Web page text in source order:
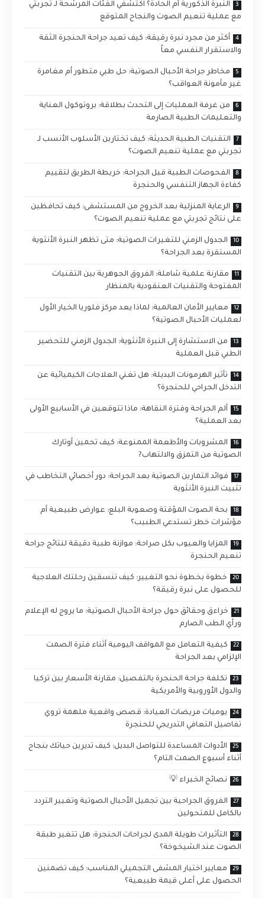
النبرة الذكورية أم الحادة؟ اكتشفي الفئات المرشحة لـ تجربتي
مع عملية تنعيم الصوت والنجاح المتوقع
أكثر من مجرد نبرة رقيقة: كيف تعيد جراحة الحنجرة الثقة
والاستقرار النفسي معاً
مخاطر جراحة الأحبال الصوتية: حل طبي متطور أم مغامرة
غير مأمونة العواقب؟
من غرفة العمليات إلى التحدث بطلاقة: بروتوكول العناية
والتعليمات الطبية الصارمة
التقنيات الطبية الحديثة: كيف تختارين الأسلوب الأنسب لـ
تجربتي مع عملية تنعيم الصوت؟
الفحوصات الطبية قبل الجراحة: خريطة الطريق لتقييم
كفاءة الجهاز التنفسي والحنجرة
الرعاية المنزلية بعد الخروج من المستشفى: كيف تحافظين
على نتائج تجربتي مع عملية تنعيم الصوت؟
الجدول الزمني للتغيرات الصوتية: متى تظهر النبرة الأنثوية
المستقرة بعد الجراحة؟
مقارنة علمية شاملة: الفروق الجوهرية بين التقنيات
المفتوحة والتقنيات العنقودية بالمنظار
معايير الأمان العالمية: لماذا يعد مركز فلوريا الخيار الأول
لعمليات الأحبال الصوتية؟
من الاستشارة إلى النبرة الأنثوية: الجدول الزمني للتحضير
الطبي قبل العملية
تأثير الهرمونات البديلة: هل تغني العلاجات الكيميائية عن
التدخل الجراحي للحنجرة؟
ألم الجراحة وفترة النقاهة: ماذا تتوقعين في الأسابيع الأولى
بعد العملية؟
المشروبات والأطعمة الممنوعة: كيف تحمين أوتارك
الصوتية من التمزق والالتهاب?
فوائد التمارين الصوتية بعد الجراحة: دور أخصائي التخاطب في
تثبيت النبرة الأنثوية
بحة الصوت المؤقتة وصعوبة البلع: عوارض طبيعية أم
مؤشرات خطر تستدعي الطبيب؟
المزايا والعيوب بكل صراحة: موازنة طبية دقيقة لنتائج جراحة
تنعيم الحنجرة
خطوة بخطوة نحو التغيير: كيف تنسقين رحلتك العلاجية
للحصول على نبرة رقيقة؟
خراءق وحقائق حول جراحة الأحبال الصوتية: ما يروج له الإعلام
ورأي الطب الصارم
كيفية التعامل مع المواقف اليومية أثناء فترة الصمت
الإلزامي بعد الجراحة
تكلفة جراحة الحنجرة بالتفصيل: مقارنة الأسعار بين تركيا
والدول الأوروبية والأمريكية
يوميات مريضات العيادة: قصص واقعية ملهمة تروي
تفاصيل التعافي التدريجي للحنجرة
الأدوات المساعدة للتواصل البديل: كيف تديرين حياتك بنجاح
أثناء أسبوع الصمت التام؟
نصائح الخبراء 💡
الفروق الجراحية بين تجميل الأحبال الصوتية وتغيير التردد
بالكامل للمتحولين
التأثيرات طويلة المدى لجراحات الحنجرة: هل تتغير طبقة
الصوت عند الشيخوخة؟
معايير اختيار المشفى التجميلي المناسب: كيف تضمنين
الحصول على أعلى قيمة طبيعية؟